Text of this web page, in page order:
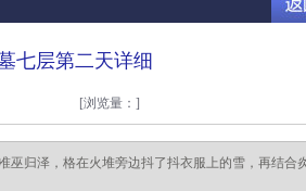
七层第二天详细
[浏览量： ]
巫归泽，格在火堆旁边抖了抖衣服上的雪，再结合